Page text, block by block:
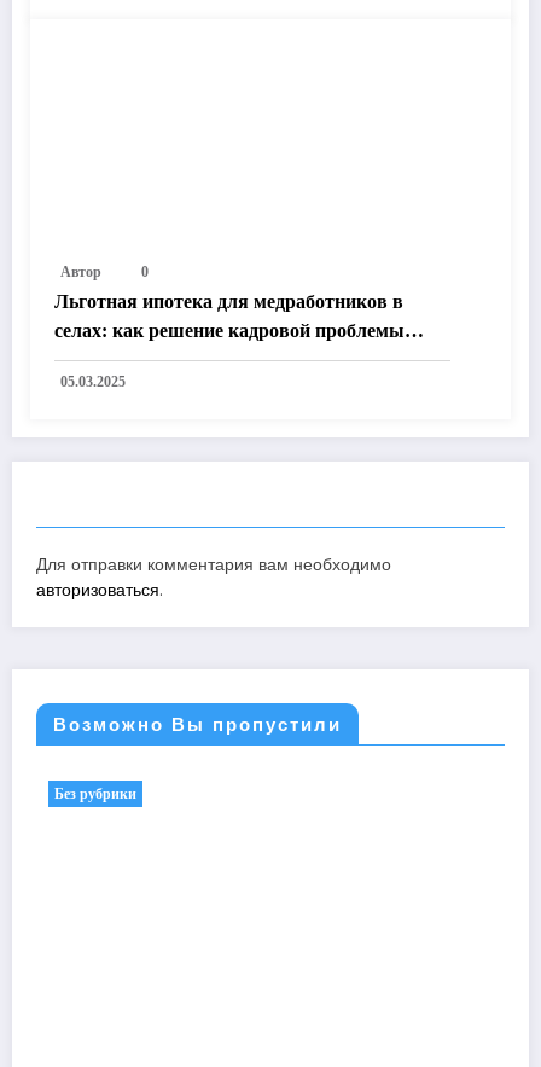
Автор 0
Льготная ипотека для медработников в
селах: как решение кадровой проблемы
улучшит жизнь в России
05.03.2025
Для отправки комментария вам необходимо
авторизоваться.
Возможно Вы пропустили
Без рубрики